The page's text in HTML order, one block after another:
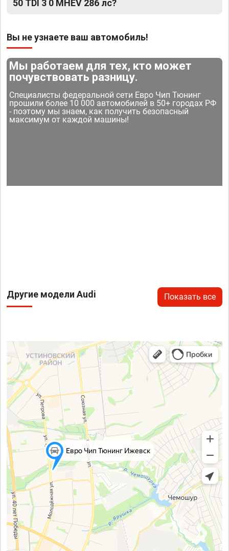
50 TDI 3 0 MHEV 286 лс?
Вы не узнаете ваш автомобиль!
Мы работаем для тех, кто может
почувствовать разницу.
Специалисты федеральной сети Евро Чип Тюнинг
прошили более 10 000 автомобилей в 50+ городах РФ
- поэтому мы знаем, как получить безопасный
максимум от каждой машины!
Другие модели Audi Показать все